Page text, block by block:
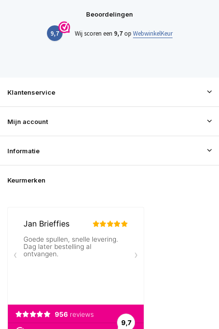
Beoordelingen
9,7 Wij scoren een 9,7op WebwinkelKeur
Klantenservice
Mijn account
Informatie
Keurmerken